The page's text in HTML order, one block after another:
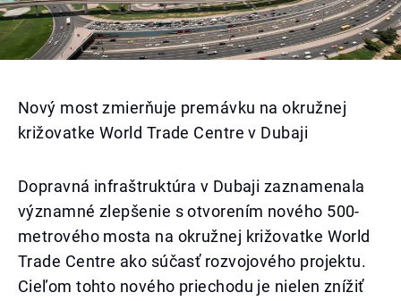
Nový most zmierňuje premávku na okružnej
križovatke World Trade Centre v Dubaji
Dopravná infraštruktúra v Dubaji zaznamenala
významné zlepšenie s otvorením nového 500-
metrového mosta na okružnej križovatke World
Trade Centre ako súčasť rozvojového projektu.
Cieľom tohto nového priechodu je nielen znížiť